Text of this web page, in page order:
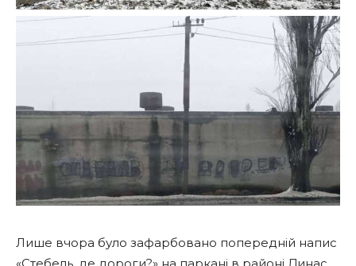
Лише вчора було зафарбовано попередній напис